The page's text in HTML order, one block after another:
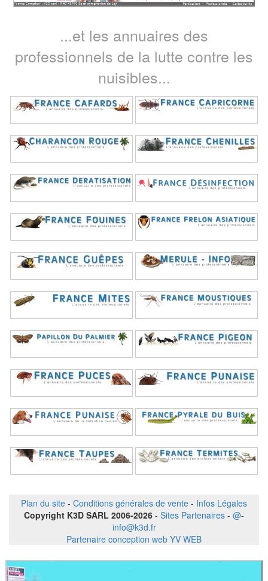
...et les annuaires des
professionnels de la lutte contre les
nuisibles...
Plan du site - Conditions générales de vente - Infos Légales
Copyright K3D SARL 2006-2026 - Sites Partenaires - @-
info@k3d.fr
Partenaire conception web YV WEB